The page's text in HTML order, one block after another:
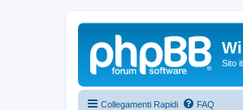
Sito
Collegamenti Rapidi FAQ